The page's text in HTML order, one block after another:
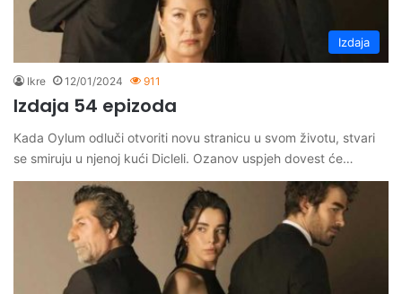
Izdaja
Ikre 12/01/2024 911
Izdaja 54 epizoda
Kada Oylum odluči otvoriti novu stranicu u svom životu, stvari
se smiruju u njenoj kući Dicleli. Ozanov uspjeh dovest će…